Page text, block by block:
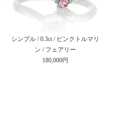
シンプル / 0.3ct / ピンクトルマリ
ン / フェアリー
180,000円